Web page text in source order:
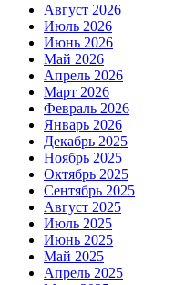
Август 2026
Июль 2026
Июнь 2026
Май 2026
Апрель 2026
Март 2026
Февраль 2026
Январь 2026
Декабрь 2025
Ноябрь 2025
Октябрь 2025
Сентябрь 2025
Август 2025
Июль 2025
Июнь 2025
Май 2025
Апрель 2025